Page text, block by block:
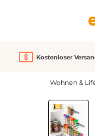
Kostenloser
Wohnen &
Bildergalerie